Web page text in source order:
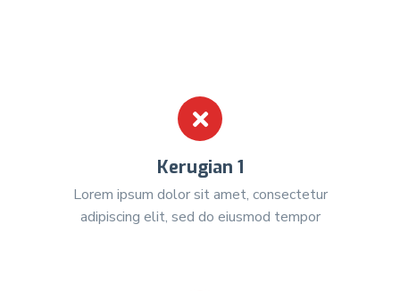
Kerugian 1
Lorem ipsum dolor sit amet, consectetur
adipiscing elit, sed do eiusmod tempor